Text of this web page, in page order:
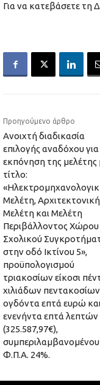
Για να κατεβάσετε τη
Προηγούμενο άρθρο
Ανοιχτή διαδικασία
επιλογής αναδόχου
εκπόνηση της μελέτης
τίτλο:
Μελέτη, Αρχιτεκτονική
Μελέτη και Μελέτη
Περιβάλλοντος Χώρου
Σχολικού
στην οδό Ικτίνου 5»,
προϋπολογισμού
τριακοσίων είκοσι
χιλιάδων πεντακοσίων
ογδόντα επτά ευρώ και
ενενήντα επτά λεπτών
(325.587,97€),
συμπεριλαμβανομένου
Φ.Π.Α. 24%.